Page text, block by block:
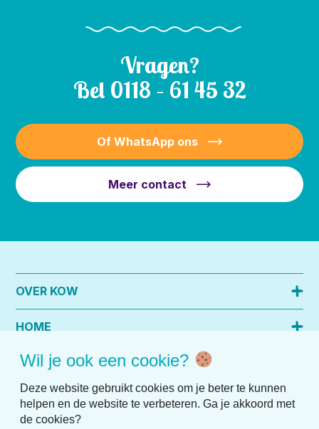
Vragen?
Bel 0118 – 61 45 32
Of WhatsApp ons
Meer contact
OVER KOW
HOME
PRAKTISCHE INFO
Wil je ook een cookie?
Deze website gebruikt cookies om je beter te kunnen
helpen en de website te verbeteren. Ga je akkoord met
de cookies?